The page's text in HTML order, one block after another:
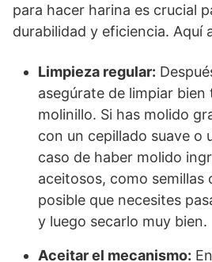
para hacer harina es crucial
durabilidad y eficiencia. Aquí
Limpieza regular:
asegúrate de limpiar
molinillo. Si has molido
con un cepillado suave o
caso de haber molido
aceitosos, como semillas
posible que necesites
y luego secarlo muy bien.
Aceitar el mecanismo: